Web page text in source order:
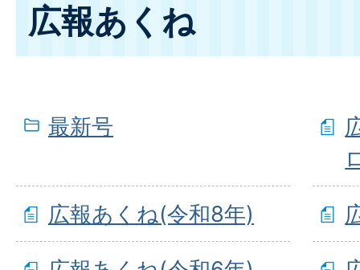
広報あくね
最新号
広報あくね(令和8年)